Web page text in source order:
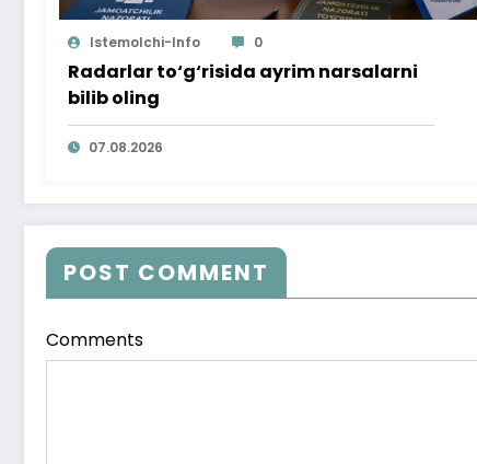
Istemolchi-Info 0
Radarlar to‘g‘risida ayrim narsalarni
bilib oling
07.08.2026
POST COMMENT
Comments